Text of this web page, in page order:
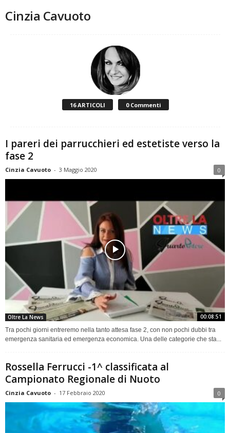
Cinzia Cavuoto
16 ARTICOLI 0 Commenti
I pareri dei parrucchieri ed estetiste verso la
fase 2
Cinzia Cavuoto - 3 Maggio 2020 0
00:08:51
Oltre La News
Tra pochi giorni entreremo nella tanto attesa fase 2, con non pochi dubbi tra
emergenza sanitaria ed emergenza economica. Una delle categorie che sta...
Rossella Ferrucci -1^ classificata al
Campionato Regionale di Nuoto
Cinzia Cavuoto - 17 Febbraio 2020 0